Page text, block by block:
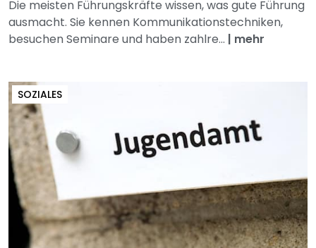
Die meisten Führungskräfte wissen, was gute Führung
ausmacht. Sie kennen Kommunikationstechniken,
besuchen Seminare und haben zahlre... | mehr
SOZIALES